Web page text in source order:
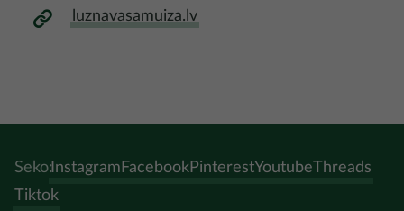
luznavasamuiza.lv
Seko:Instagram FacebookPinterestYoutubeThreads
Tiktok